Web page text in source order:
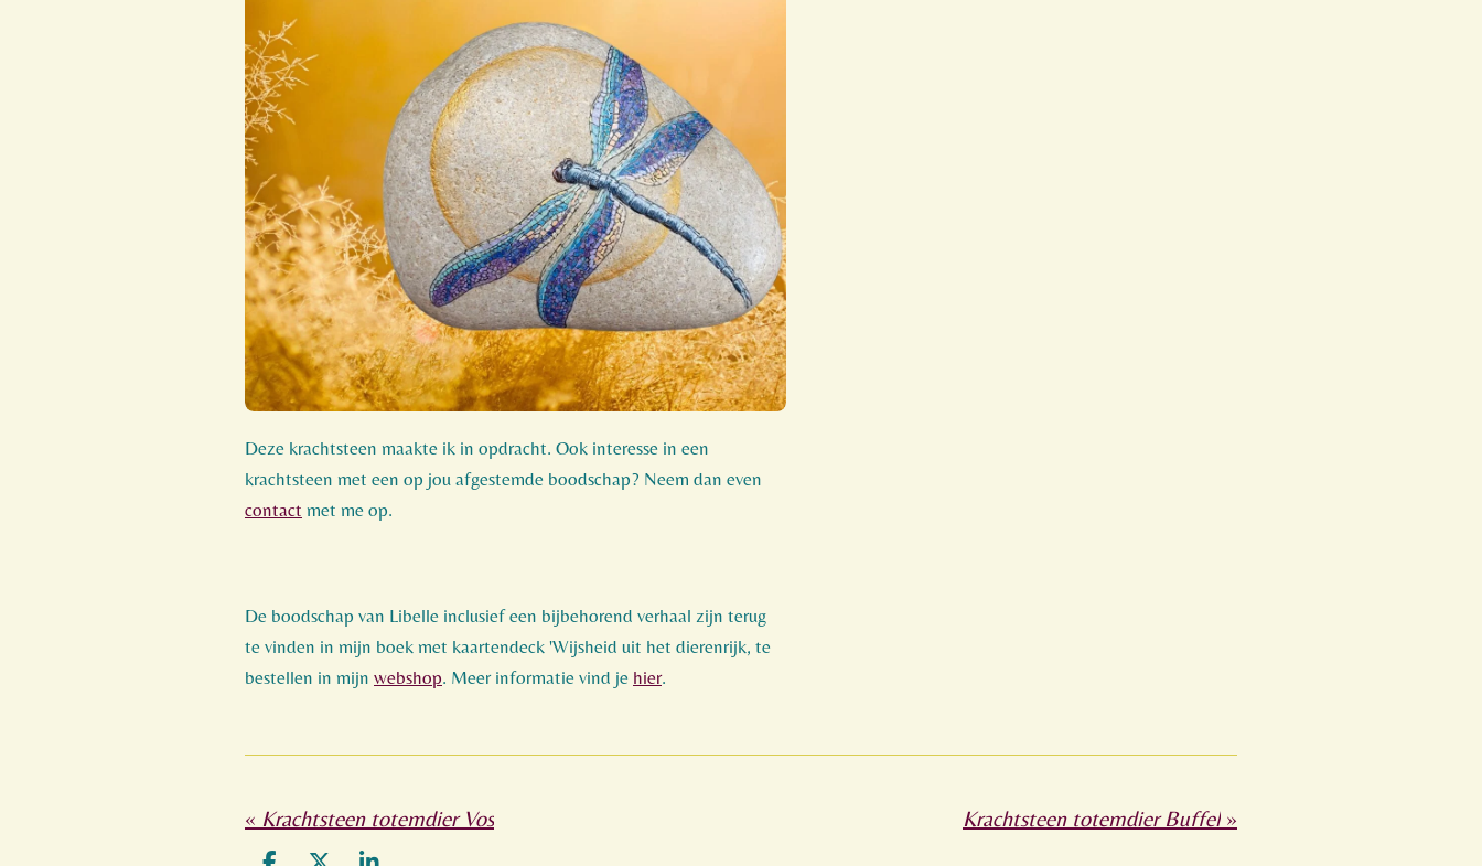
Deze krachtsteen maakte ik in opdracht. Ook interesse in een
krachtsteen met een op jou afgestemde boodschap? Neem dan even
contact met me op.
De boodschap van Libelle inclusief een bijbehorend verhaal zijn terug
te vinden in mijn boek met kaartendeck 'Wijsheid uit het dierenrijk, te
bestellen in mijn webshop. Meer informatie vind je hier.
« Krachtsteen totemdier Vos Krachtsteen totemdier Buffel »